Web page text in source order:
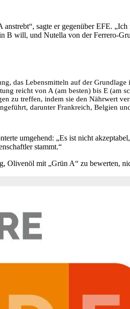
sagte er gegenüber EFE.
B will, und Nutella von der Ferrero-
das Lebensmitteln auf der
reicht von A (am besten) bis E (am
zu treffen, indem sie den Nährwert
darunter Frankreich, Belgien
umgehend: „Es ist nicht
stammt.“
Olivenöl mit „Grün A“ zu bewerten,